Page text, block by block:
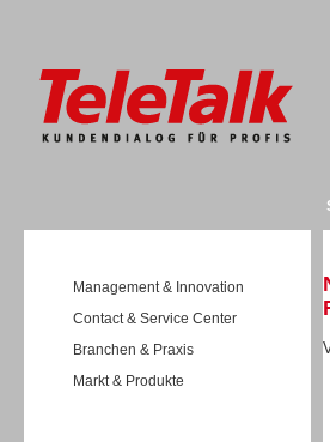
Management & Innovation
Contact & Service Center
Branchen & Praxis
Markt & Produkte